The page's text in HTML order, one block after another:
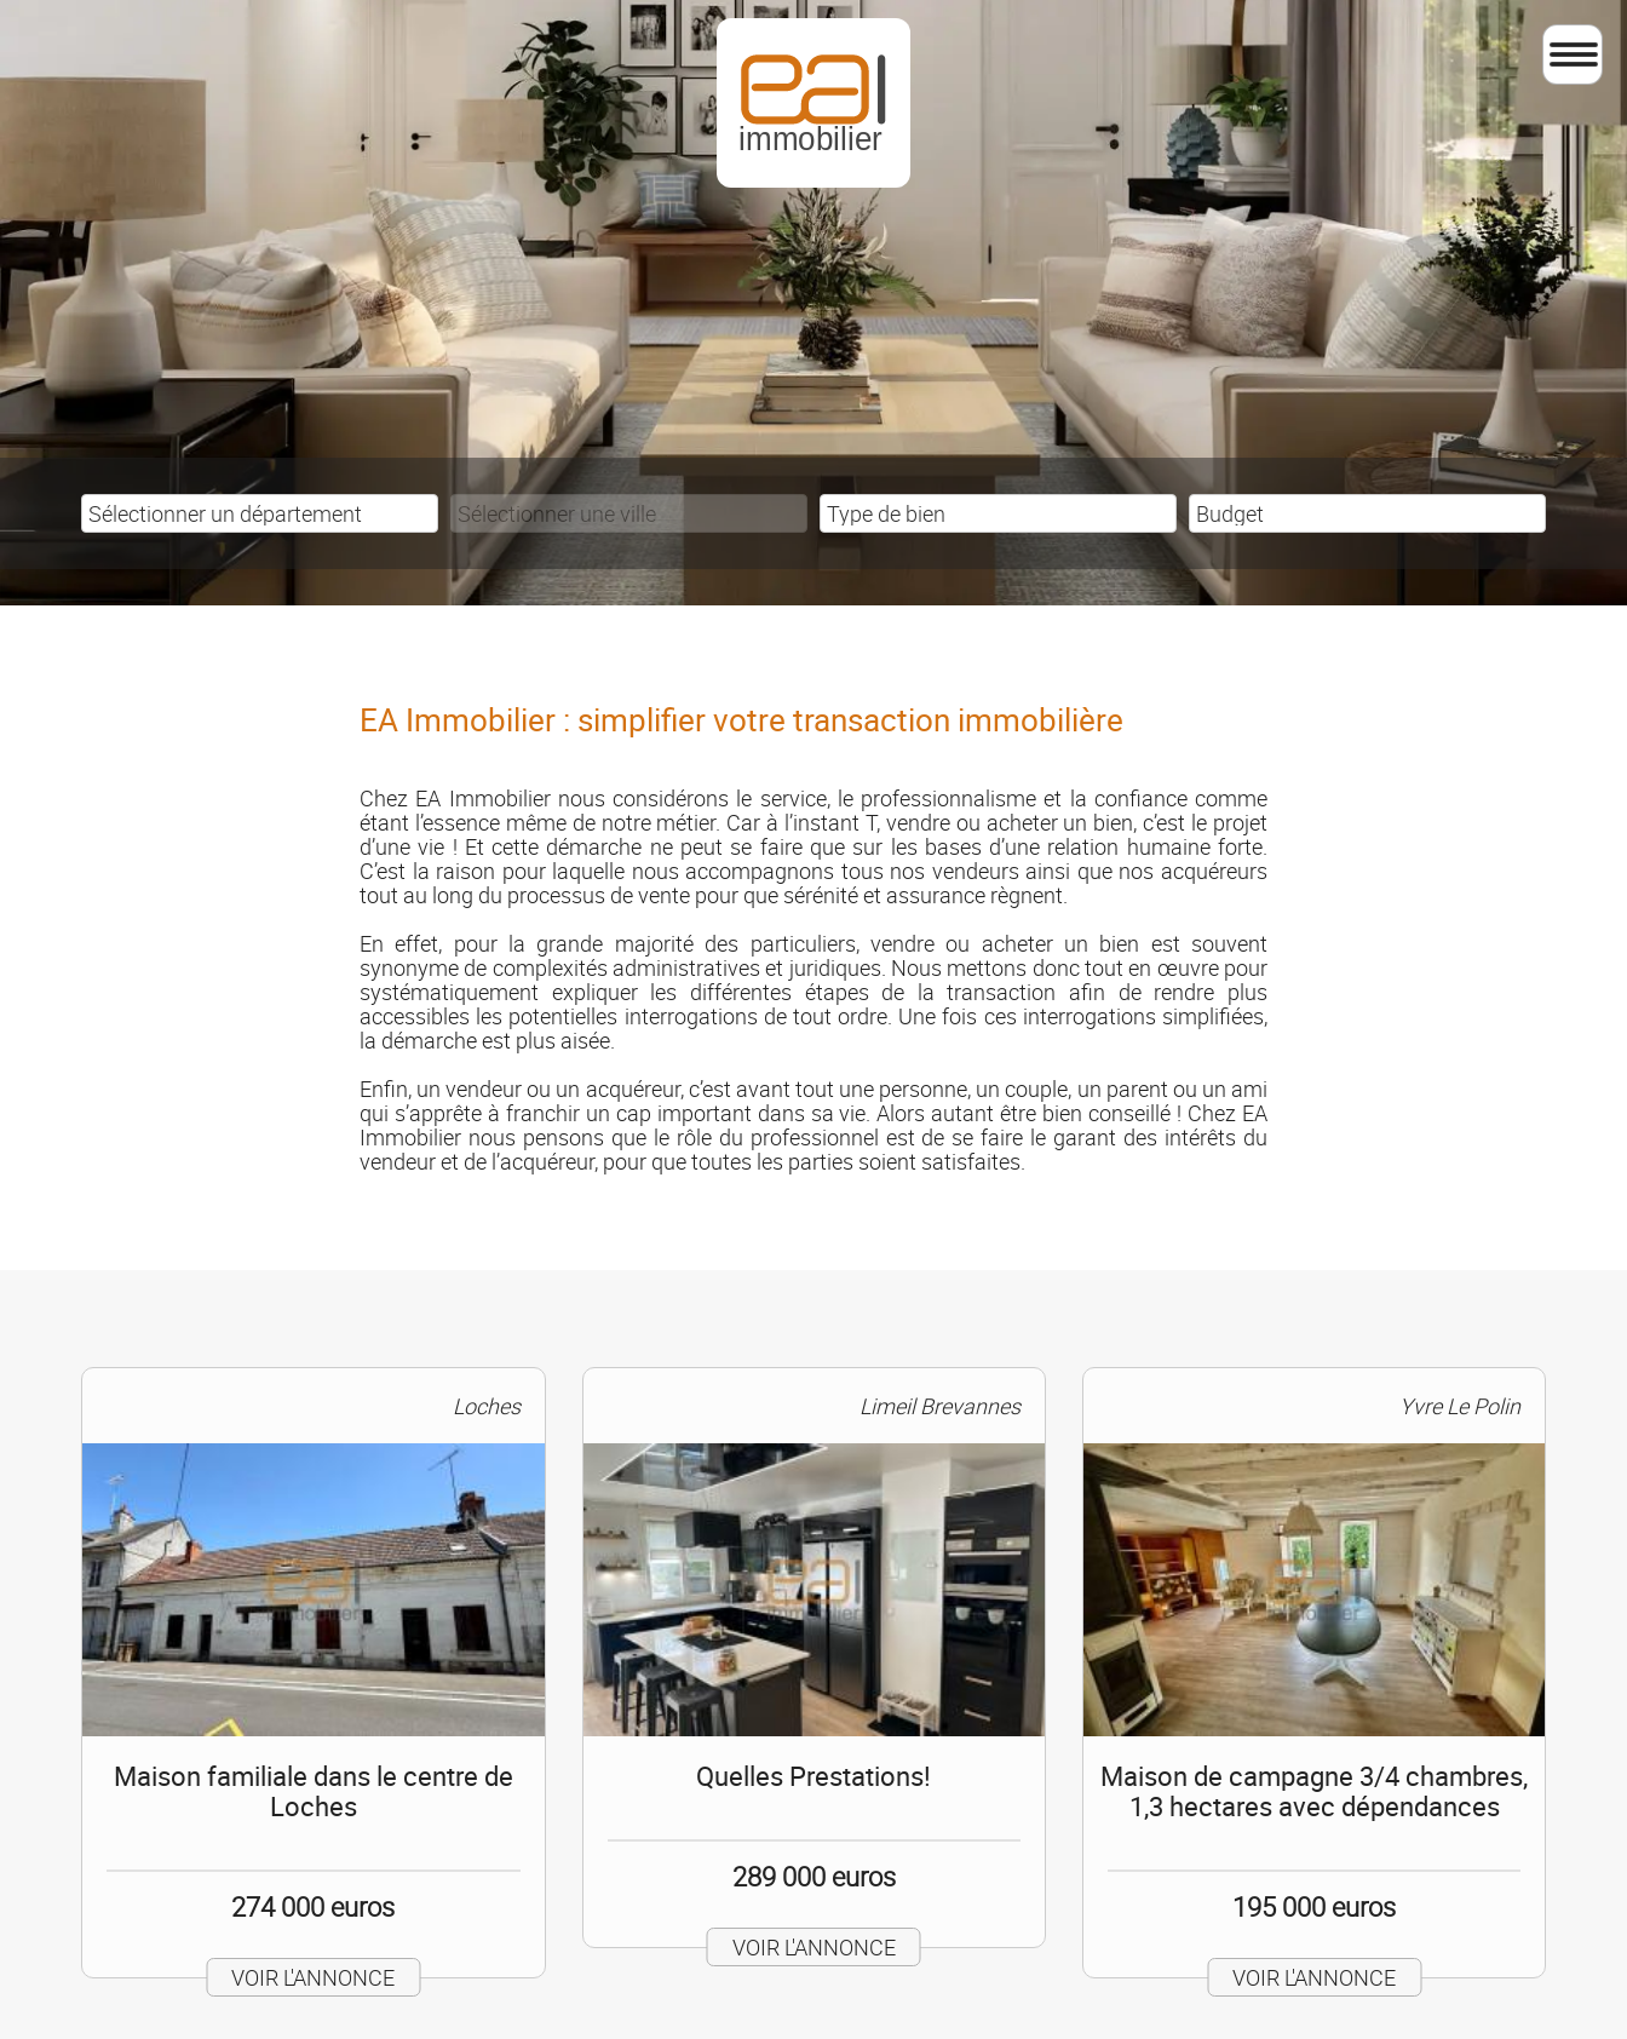
EA Immobilier : simplifier votre transaction immobilière
Chez EA Immobilier nous considérons le service, le professionnalisme et la confiance comme
étant l’essence même de notre métier. Car à l’instant T, vendre ou acheter un bien, c’est le projet
d’une vie ! Et cette démarche ne peut se faire que sur les bases d’une relation humaine forte.
C’est la raison pour laquelle nous accompagnons tous nos vendeurs ainsi que nos acquéreurs
tout au long du processus de vente pour que sérénité et assurance règnent.
En effet, pour la grande majorité des particuliers, vendre ou acheter un bien est souvent
synonyme de complexités administratives et juridiques. Nous mettons donc tout en œuvre pour
systématiquement expliquer les différentes étapes de la transaction afin de rendre plus
accessibles les potentielles interrogations de tout ordre. Une fois ces interrogations simplifiées,
la démarche est plus aisée.
Enfin, un vendeur ou un acquéreur, c’est avant tout une personne, un couple, un parent ou un ami
qui s’apprête à franchir un cap important dans sa vie. Alors autant être bien conseillé ! Chez EA
Immobilier nous pensons que le rôle du professionnel est de se faire le garant des intérêts du
vendeur et de l’acquéreur, pour que toutes les parties soient satisfaites.
Loches
Maison familiale dans le centre de
Loches
274 000 euros
VOIR L'ANNONCE
Limeil Brevannes
Quelles Prestations!
289 000 euros
VOIR L'ANNONCE
Yvre Le Polin
Maison de campagne 3/4 chambres,
1,3 hectares avec dépendances
195 000 euros
VOIR L'ANNONCE